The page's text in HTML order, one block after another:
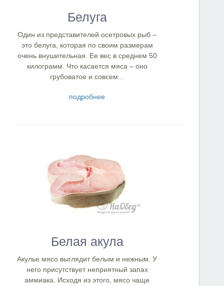
Белуга
Один из представителей осетровых рыб –
это белуга, которая по своим размерам
очень внушительная. Ее вес в среднем 50
килограмм. Что касается мяса – оно
грубоватое и совсем...
подробнее
Белая акула
Акулье мясо выглядит белым и нежным. У
него присутствует неприятный запах
аммиака. Исходя из этого, мясо чаще